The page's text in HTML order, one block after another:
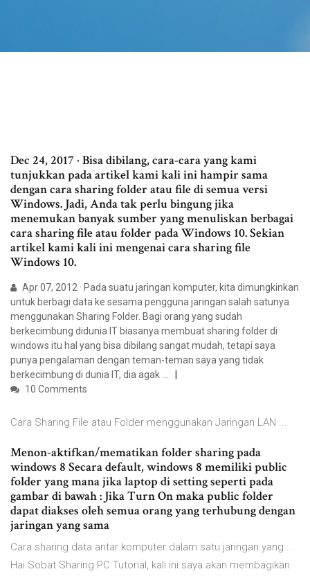
Dec 24, 2017 · Bisa dibilang, cara-cara yang kami
tunjukkan pada artikel kami kali ini hampir sama
dengan cara sharing folder atau file di semua versi
Windows. Jadi, Anda tak perlu bingung jika
menemukan banyak sumber yang menuliskan berbagai
cara sharing file atau folder pada Windows 10. Sekian
artikel kami kali ini mengenai cara sharing file
Windows 10.
Apr 07, 2012 · Pada suatu jaringan komputer, kita dimungkinkan
untuk berbagi data ke sesama pengguna jaringan salah satunya
menggunakan Sharing Folder. Bagi orang yang sudah
berkecimbung didunia IT biasanya membuat sharing folder di
windows itu hal yang bisa dibilang sangat mudah, tetapi saya
punya pengalaman dengan teman-teman saya yang tidak
berkecimbung di dunia IT, dia agak …
10 Comments
Cara Sharing File atau Folder menggunakan Jaringan LAN ...
Menon-aktifkan/mematikan folder sharing pada
windows 8 Secara default, windows 8 memiliki public
folder yang mana jika laptop di setting seperti pada
gambar di bawah : Jika Turn On maka public folder
dapat diakses oleh semua orang yang terhubung dengan
jaringan yang sama
Cara sharing data antar komputer dalam satu jaringan yang ...
Hai Sobat Sharing PC Tutorial, kali ini saya akan membagikan